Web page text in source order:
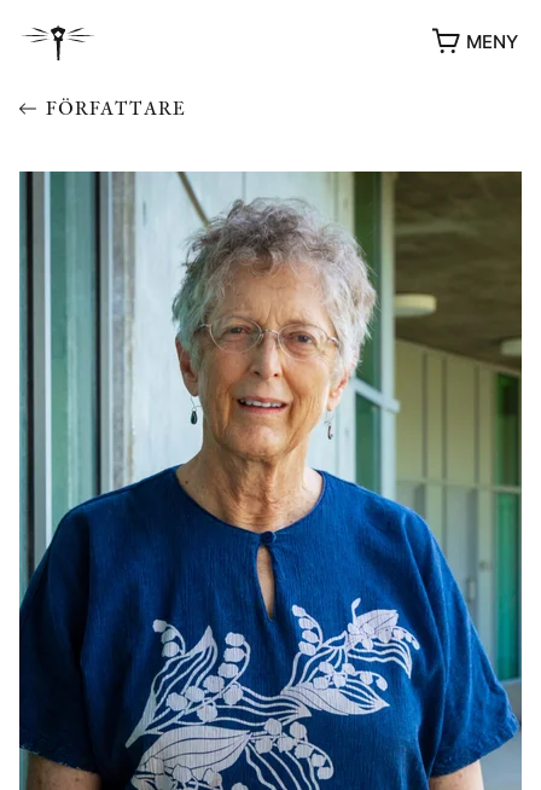
MENY
YUKIKO OCH PATRIK MÖTER
VIDEOGALLERI
UTMÄRKELSER
ÖVRIGA FORMAT
KONTAKT
PRESSKONTAKT
PEER REVIEW-PROCESSEN
FÖRFATTARE